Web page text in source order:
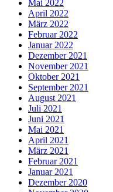
Mai 2022
April 2022
März 2022
Februar 2022
Januar 2022
Dezember 2021
November 2021
Oktober 2021
September 2021
August 2021
Juli 2021
Juni 2021
Mai 2021
April 2021
März 2021
Februar 2021
Januar 2021
Dezember 2020